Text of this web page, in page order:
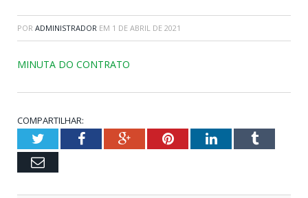
POR ADMINISTRADOR EM 1 DE ABRIL DE 2021
MINUTA DO CONTRATO
COMPARTILHAR:
TwitterFacebookGoogle+PinterestLinkedInTumblr
Email